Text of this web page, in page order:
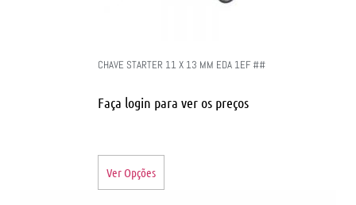
CHAVE STARTER 11 X 13 MM EDA 1EF ##
Faça login para ver os preços
Ver Opções